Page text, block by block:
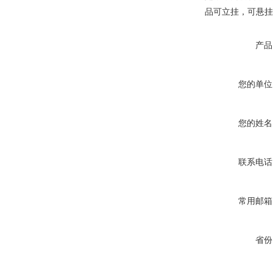
品可立挂，可悬
产
您的单
您的姓
联系电
常用邮
省